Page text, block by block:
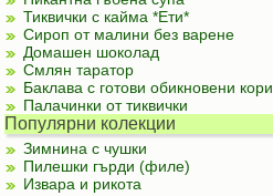
Тиквички с кайма *Ети*
Сироп от малини без варене
Домашен шоколад
Смлян таратор
Баклава с готови обикновени кори
Палачинки от тиквички
Популярни колекции
Зимнина с чушки
Пилешки гърди (филе)
Извара и рикота